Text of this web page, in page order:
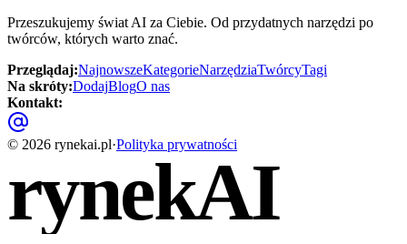
Przeszukujemy świat AI za Ciebie. Od przydatnych narzędzi po
twórców, których warto znać.
Przeglądaj:NajnowszeKategorieNarzędziaTwórcyTagi
Na skróty:DodajBlogO nas
Kontakt:
© 2026 rynekai.pl·Polityka prywatności
rynekAI